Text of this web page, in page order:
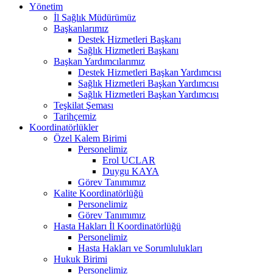
Yönetim
İl Sağlık Müdürümüz
Başkanlarımız
Destek Hizmetleri Başkanı
Sağlık Hizmetleri Başkanı
Başkan Yardımcılarımız
Destek Hizmetleri Başkan Yardımcısı
Sağlık Hizmetleri Başkan Yardımcısı
Sağlık Hizmetleri Başkan Yardımcısı
Teşkilat Şeması
Tarihçemiz
Koordinatörlükler
Özel Kalem Birimi
Personelimiz
Erol UCLAR
Duygu KAYA
Görev Tanımımız
Kalite Koordinatörlüğü
Personelimiz
Görev Tanımımız
Hasta Hakları İl Koordinatörlüğü
Personelimiz
Hasta Hakları ve Sorumlulukları
Hukuk Birimi
Personelimiz